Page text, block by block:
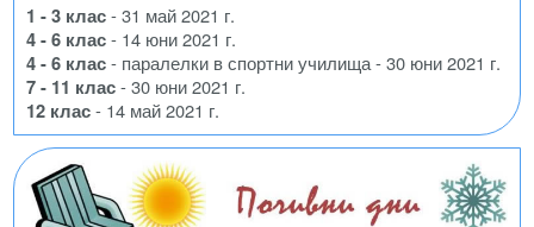
1 - 3 клас- 31 май 2021 г.
4 - 6 клас- 14 юни 2021 г.
4 - 6 клас- паралелки в спортни училища - 30 юни 2021 г.
7 - 11 клас- 30 юни 2021 г.
12 клас- 14 май 2021 г.